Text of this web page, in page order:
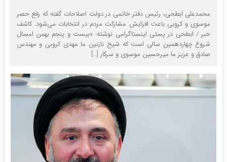
محمدعلی ابطحی، رئیس دفتر خاتمی در دولت اصلاحات گفته که رفع حصر
موسوی و کروبی باعث افزایش مشارکت مردم در انتخابات می‌شود. کاشف
خبر / ابطحی در پستی اینستاگرامی نوشته: «بیست و پنجم بهمن امسال
شروع چهاردهمین سالی است که شیخ نازنین ما مهدی کروبی و مهندس
صادق و عزیز ما میرحسین موسوی و سرکار […]